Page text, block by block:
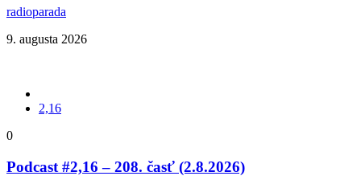
radioparada
9. augusta 2026
2,16
0
Podcast #2,16 – 208. časť (2.8.2026)